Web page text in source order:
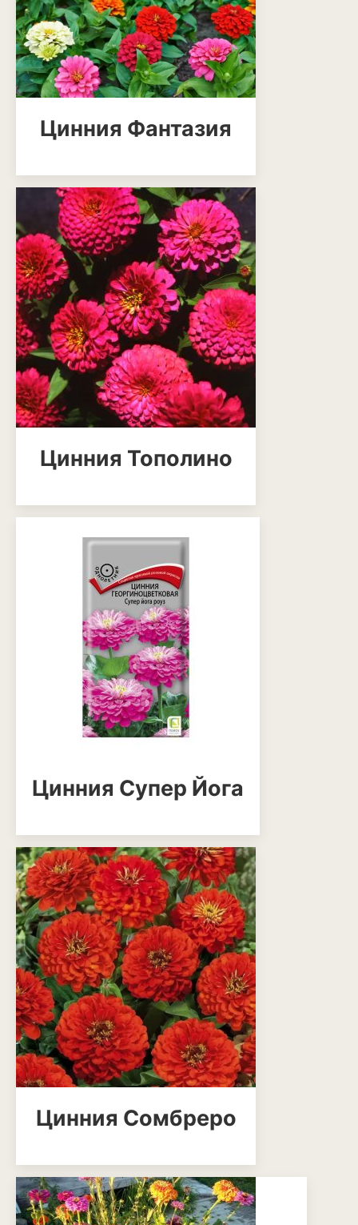
Эхинацея
Эшшольция
Зерновые культуры
Кукуруза
Пшеница
Ячмень
Комнатные растения
Аглаонема
Алоказия
Антуриум
Бегония
Диффенбахия
Колеус
Кротон или кодиеум
Спатифиллум
Кустарники и деревья
Вейгела
Дёрен
Ель
Жимолость
Ива
Кипарисовик
Клен
Лиственница
Можжевельник
Пузыреплодник
Сирень
Цинния Фантазия
Цинния Тополино
Цинния Супер Йога
Цинния Сомбреро